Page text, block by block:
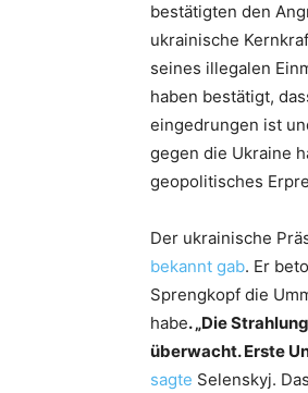
bestätigten den
ukrainische
seines illegalen
haben bestätigt,
eingedrungen ist
gegen die Ukraine
geopolitisches
Der ukrainische
bekannt gab. Er
Sprengkopf die
habe. „Die
überwacht. Erste
sagte Selenskyj.